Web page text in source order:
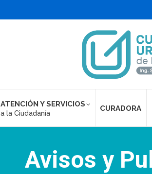
ATENCIÓN Y SERVICIOS
a la Ciudadanía
CURADORA
Avisos y